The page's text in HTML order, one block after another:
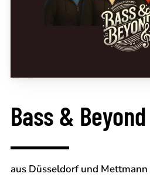
Bass & Beyond
aus Düsseldorf und